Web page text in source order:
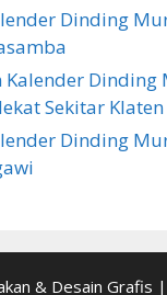
Dinding
Dinding
Sekitar Klaten
Dinding
& Desain Grafis |